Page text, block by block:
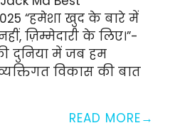
“हमेशा खुद के बारे में
ज़िम्मेदारी के लिए।”-
दुनिया में जब हम
विकास की बात
READ MORE